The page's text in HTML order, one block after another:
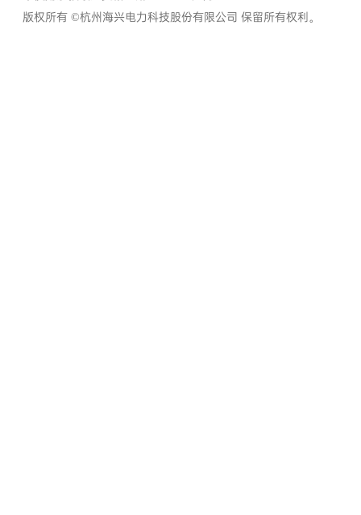
版权所有 ©杭州海兴电力科技股份有限公司 保留所有权利。